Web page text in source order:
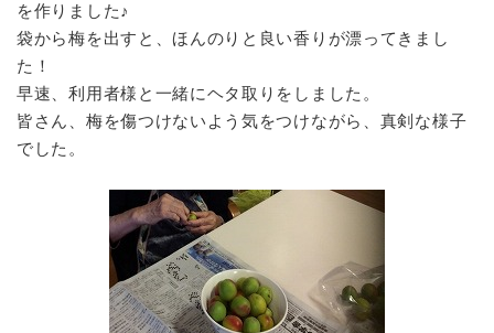
を作りました♪
袋から梅を出すと、ほんのりと良い香りが漂ってきまし
た！
早速、利用者様と一緒にヘタ取りをしました。
皆さん、梅を傷つけないよう気をつけながら、真剣な様子
でした。